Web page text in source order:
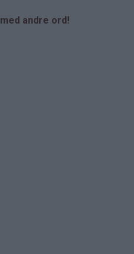
med andre ord!